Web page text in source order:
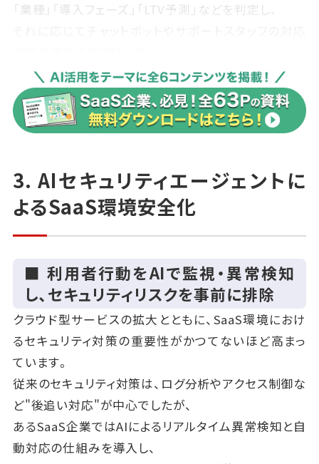
「業種」「導入フェーズ」「LTV予測」などを判定し、
この運用によって、限られたリソースで最も重要な顧客
層に集中できるようになり、
サポートの質を下げずに全体の対応効率を大幅に向
特に商談前後のサポート対応が高速化したことで、CV
率にも好影響を与えています。
〇 顧客対応最適化の効果
・問い合わせ対応時間を30％以上削減
・AIによる事前スクリーニングで重要顧客への対応
スピードが向上
・結果として、商談化率と契約率がそれぞれ1.5倍近
くに改善
このような「AIによる業務の部分最適化＋収益モデル
の革新」は、
SaaS企業の収益構造を根本から見直す上で非常に有
効なアプローチと言えるでしょう。
3. AIセキュリティエージェントに
よるSaaS環境安全化
■ 利用者行動をAIで監視・異常検知
し、セキュリティリスクを事前に排除
クラウド型サービスの拡大とともに、SaaS環境におけ
るセキュリティ対策の重要性がかつてないほど高まっ
ています。
従来のセキュリティ対策は、ログ分析やアクセス制御な
ど"後追い対応"が中心でしたが、
あるSaaS企業ではAIによるリアルタイム異常検知と自
動対応の仕組みを導入し、